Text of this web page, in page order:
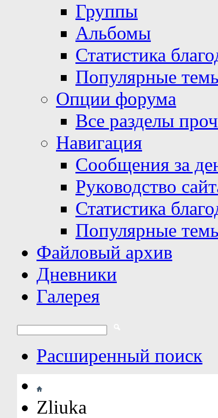
Группы
Альбомы
Статистика
Популярные
Опции форума
Все разделы
Навигация
Сообщения за
Руководство
Статистика
Популярные
Файловый архив
Дневники
Галерея
Расширенный поиск
Zliuka